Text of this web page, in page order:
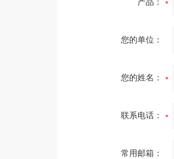
产品：
您的单位：
您的姓名：
联系电话：
常用邮箱：